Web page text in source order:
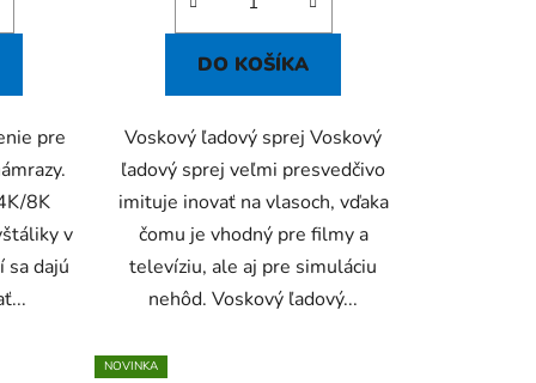
pre
8K
v
sa dajú
DO KOŠÍKA
Voskový ľadový sprej Voskový
ľadový sprej veľmi presvedčivo
imituje inovať na vlasoch, vďaka
čomu je vhodný pre filmy a
televíziu, ale aj pre simuláciu
nehôd. Voskový ľadový...
NOVINKA